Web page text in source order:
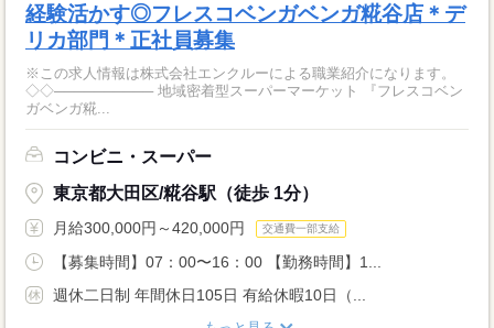
経験活かす◎フレスコベンガベンガ糀谷店＊デ
リカ部門＊正社員募集
※この求人情報は株式会社エンクルーによる職業紹介になります。
◇◇────────── 地域密着型スーパーマーケット 『フレスコベン
ガベンガ糀...
コンビニ・スーパー
東京都大田区/糀谷駅（徒歩 1分）
月給300,000円～420,000円 交通費一部支給
【募集時間】07：00〜16：00 【勤務時間】1...
週休二日制 年間休日105日 有給休暇10日（...